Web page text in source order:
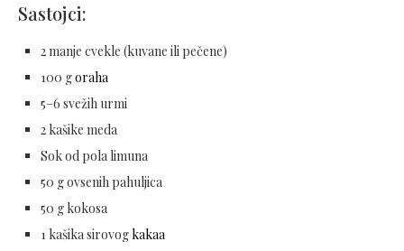
Sastojci:
2 manje cvekle (kuvane ili pečene)
100 goraha
5–6 svežih urmi
2 kašike meda
Sok od pola limuna
50 g ovsenih pahuljica
50 g kokosa
1 kašika sirovogkakaa